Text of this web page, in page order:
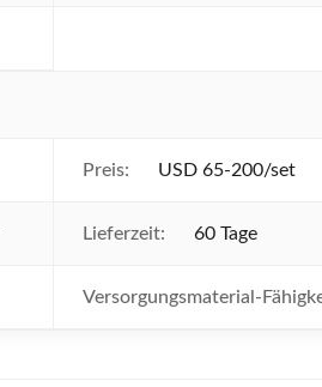
Preis: USD 65-200/set
Lieferzeit: 60 Tage
Versorgungsmaterial-